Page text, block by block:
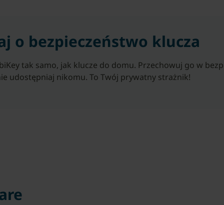
o bezpieczeństwo klucza
tak samo, jak klucze do domu. Przechowuj go w
udostępniaj nikomu. To Twój prywatny strażnik!